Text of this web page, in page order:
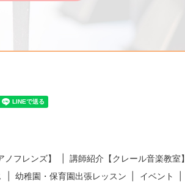
フレンズ】 講師紹介【クレール音楽教室】
幼稚園・保育園出張レッスン イベント